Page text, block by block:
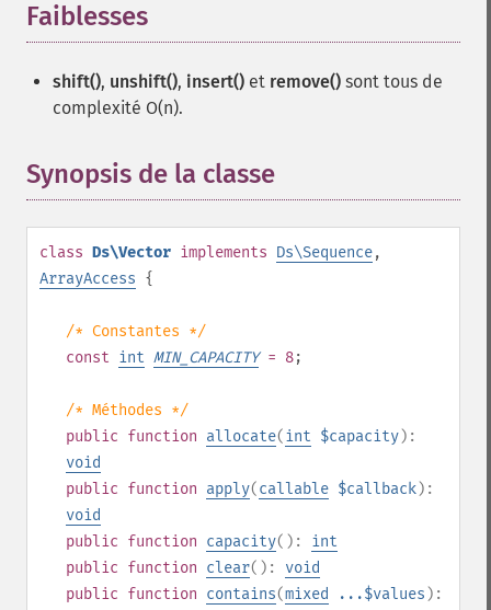
Faiblesses
shift(), unshift(), insert() et remove() sont tous de
complexité O(n).
Synopsis de la classe
class Ds\Vector implements Ds\Sequence,
ArrayAccess {
/* Constantes */
const int MIN_CAPACITY= 8;
/* Méthodes */
public function allocate(int $capacity):
void
public function apply(callable $callback):
void
public function capacity(): int
public function clear(): void
public function contains(mixed ...$values ):